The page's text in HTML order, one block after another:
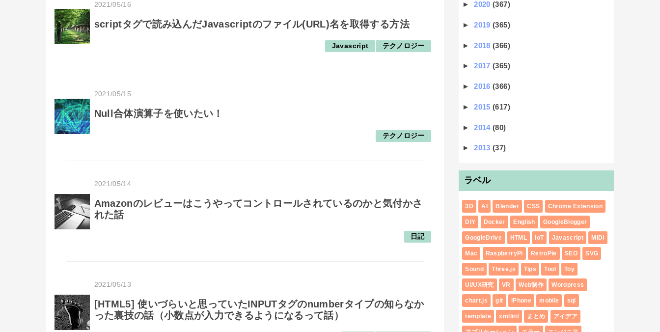
2021/05/16
scriptタグで読み込んだJavascriptのファイル(URL)名を取得する方法
Javascript テクノロジー
2021/05/15
Null合体演算子を使いたい！
テクノロジー
2021/05/14
Amazonのレビューはこうやってコントロールされているのかと気付かさ
れた話
日記
2021/05/13
[HTML5] 使いづらいと思っていたINPUTタグのnumberタイプの知らなか
った裏技の話（小数点が入力できるようになるって話）
►2020(367)
►2019(365)
►2018(366)
►2017(365)
►2016(366)
►2015(617)
►2014(80)
►2013(37)
ラベル
3D AI Blender CSS Chrome Extension
DIY Docker English GoogleBlogger
GoogleDrive HTML IoT Javascript MIDI
Mac RaspberryPi RetroPie SEO SVG
Sound Three.js Tips Tool Toy
UI/UX研究 VR Web制作 Wordpress
chart.js git iPhone mobile sql
template xmllint まとめ アイデア